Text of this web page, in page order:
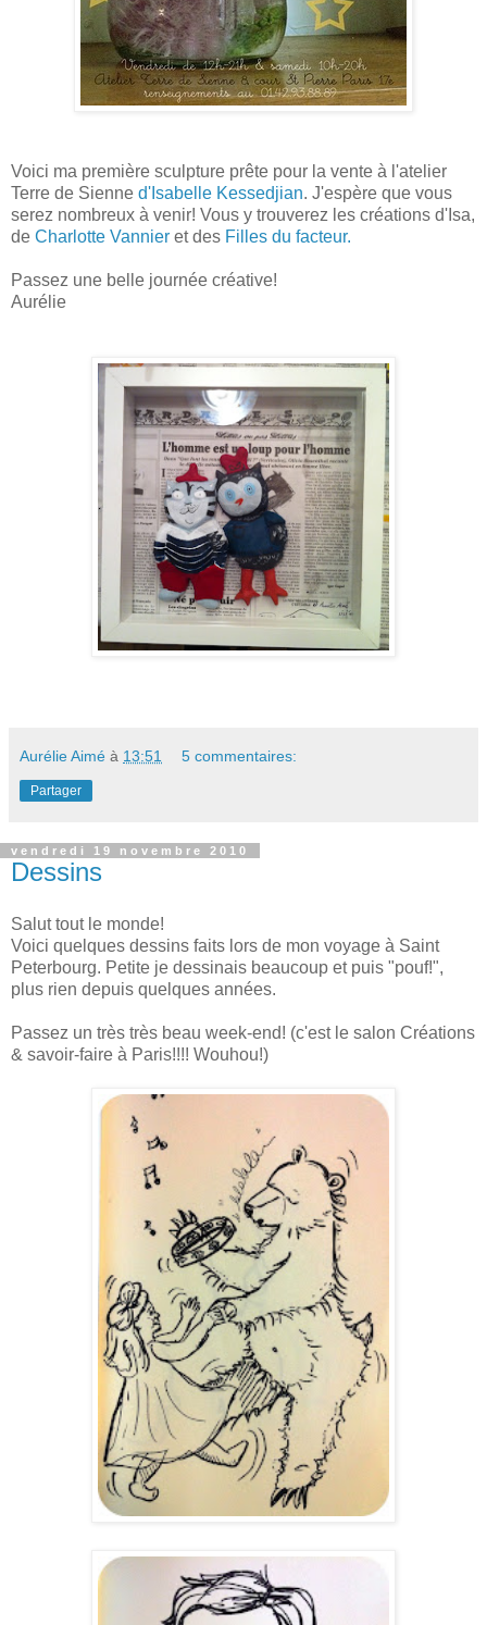
Voici ma première sculpture prête pour la vente à l'atelier
Terre de Sienne d'Isabelle Kessedjian. J'espère que vous
serez nombreux à venir! Vous y trouverez les créations d'Isa,
de Charlotte Vannier et des Filles du facteur.
Passez une belle journée créative!
Aurélie
Aurélie Aimé à 13:51 5 commentaires:
Partager
vendredi 19 novembre 2010
Dessins
Salut tout le monde!
Voici quelques dessins faits lors de mon voyage à Saint
Peterbourg. Petite je dessinais beaucoup et puis "pouf!",
plus rien depuis quelques années.
Passez un très très beau week-end! (c'est le salon Créations
& savoir-faire à Paris!!!! Wouhou!)